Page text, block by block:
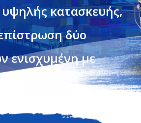
κατασκευής,
δύο
ενισχυμένη με
επίστρωση, υψηλής κατασκευής,